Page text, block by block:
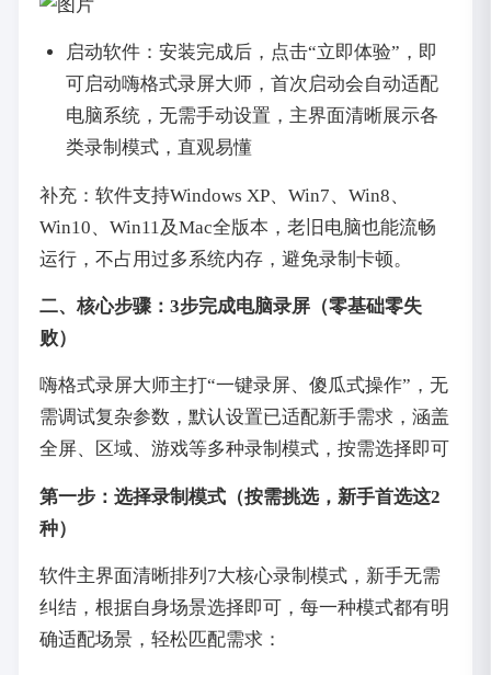
启动软件：安装完成后，点击“立即体验”，即
可启动嗨格式录屏大师，首次启动会自动适配
电脑系统，无需手动设置，主界面清晰展示各
类录制模式，直观易懂
补充：软件支持Windows XP、Win7、Win8、
Win10、Win11及Mac全版本，老旧电脑也能流畅
运行，不占用过多系统内存，避免录制卡顿。
二、核心步骤：3步完成电脑录屏（零基础零失
败）
嗨格式录屏大师主打“一键录屏、傻瓜式操作”，无
需调试复杂参数，默认设置已适配新手需求，涵盖
全屏、区域、游戏等多种录制模式，按需选择即可
第一步：选择录制模式（按需挑选，新手首选这2
种）
软件主界面清晰排列7大核心录制模式，新手无需
纠结，根据自身场景选择即可，每一种模式都有明
确适配场景，轻松匹配需求：